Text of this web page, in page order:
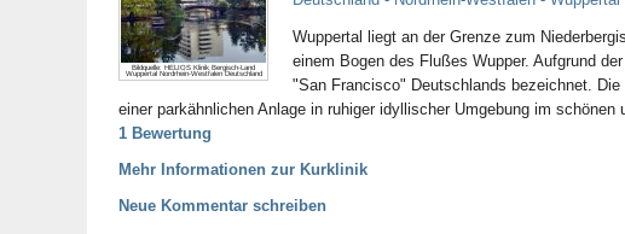
Bildquelle: HELIOS Klinik Bergisch-Land
Wuppertal Nordrhein-Westfalen Deutschland
Wuppertal liegt an der Grenze zum
einem Bogen des Flußes Wupper. Aufgrund
"San Francisco" Deutschlands bezeichnet.
einer parkähnlichen Anlage in ruhiger idyllischer Umgebung im schönen
1 Bewertung
Mehr Informationen zur Kurklinik
Neue Kommentar schreiben